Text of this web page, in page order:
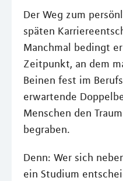
Der Weg zum
späten
Manchmal bedingt
Zeitpunkt, an dem
Beinen fest im
erwartende
Menschen den
begraben.
Denn: Wer sich
ein Studium